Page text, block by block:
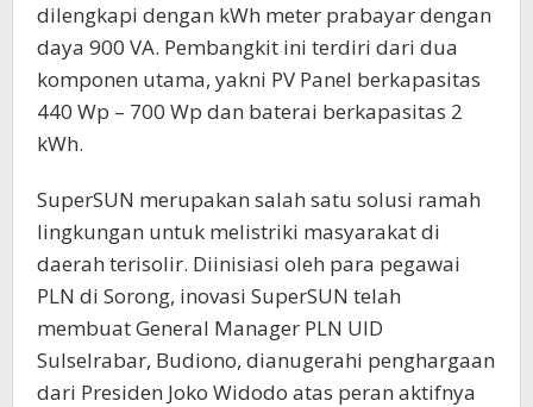
dilengkapi dengan kWh meter prabayar dengan
daya 900 VA. Pembangkit ini terdiri dari dua
komponen utama, yakni PV Panel berkapasitas
440 Wp – 700 Wp dan baterai berkapasitas 2
kWh.
SuperSUN merupakan salah satu solusi ramah
lingkungan untuk melistriki masyarakat di
daerah terisolir. Diinisiasi oleh para pegawai
PLN di Sorong, inovasi SuperSUN telah
membuat General Manager PLN UID
Sulselrabar, Budiono, dianugerahi penghargaan
dari Presiden Joko Widodo atas peran aktifnya